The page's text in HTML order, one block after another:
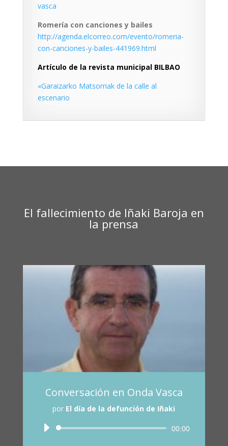
vasca
Romería con canciones y bailes
http://agenda.elcorreo.com/evento/romeria-
con-canciones-y-bailes-441969.html
Artículo de la revista municipal BILBAO
«Garaizarko Matsorriak de la calle al
escenario
El fallecimiento de Iñaki Baroja en
la prensa
Conversación en Onda Vasca
por El día de la defunción de Iñaki
Reproductor
00:00